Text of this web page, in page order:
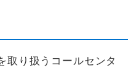
取り扱うコールセンタ